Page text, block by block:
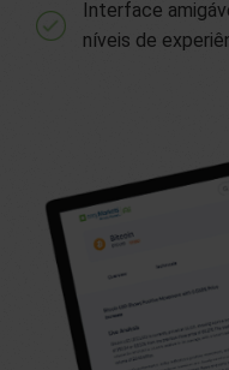
Interface
níveis de